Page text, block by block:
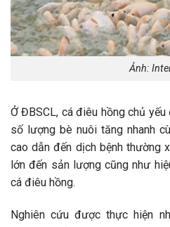
Ảnh:
Ở ĐBSCL, cá điêu hồng chủ
số lượng bè nuôi tăng nhanh
cao dẫn đến dịch bệnh thường
lớn đến sản lượng cũng như
cá điêu hồng.
Nghiên cứu được thực hiện